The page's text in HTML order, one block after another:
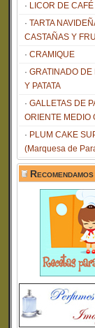
LICOR DE CAFÉ
TARTA
CASTAÑAS Y
CRAMIQUE
GRATINADO
Y PATATA
GALLETAS DE
ORIENTE MEDIO
PLUM CAKE
(Marquesa de
Recomendamos